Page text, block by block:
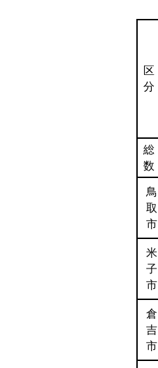
区
分
総
数
鳥
取
市
米
子
市
倉
吉
市